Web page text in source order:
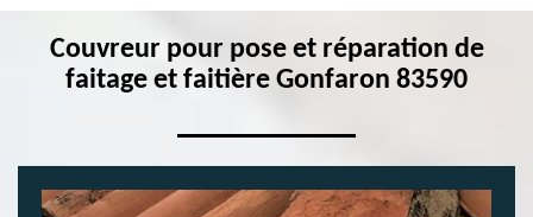
Couvreur pour pose et réparation de
faitage et faitière Gonfaron 83590